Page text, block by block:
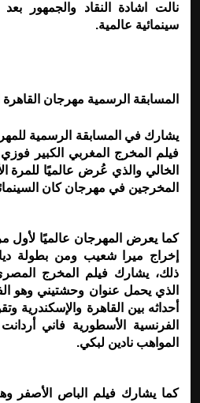
نالت اشادة النقاد والجمهور
سينمائية عالمية.
المسابقة الرسمية مهرجان القاهرة
فيلم المخرج المغربي الكبير
الخالي والذي عُرض عالميًا
المخرجين في مهرجان كان
كما يعرض المهرجان عالميًا لأول
إخراج ميرا شعيب ومن بطولة
ذلك، يشارك فيلم المخرج
الذي يحمل عنوان وحشتيني وهو
أحداثه بين القاهرة والإسكندرية
الفرنسية الأسطورية فاني أردانت
المواهب نادين لبكي.
كما يشارك فيلم الباص الأصفر